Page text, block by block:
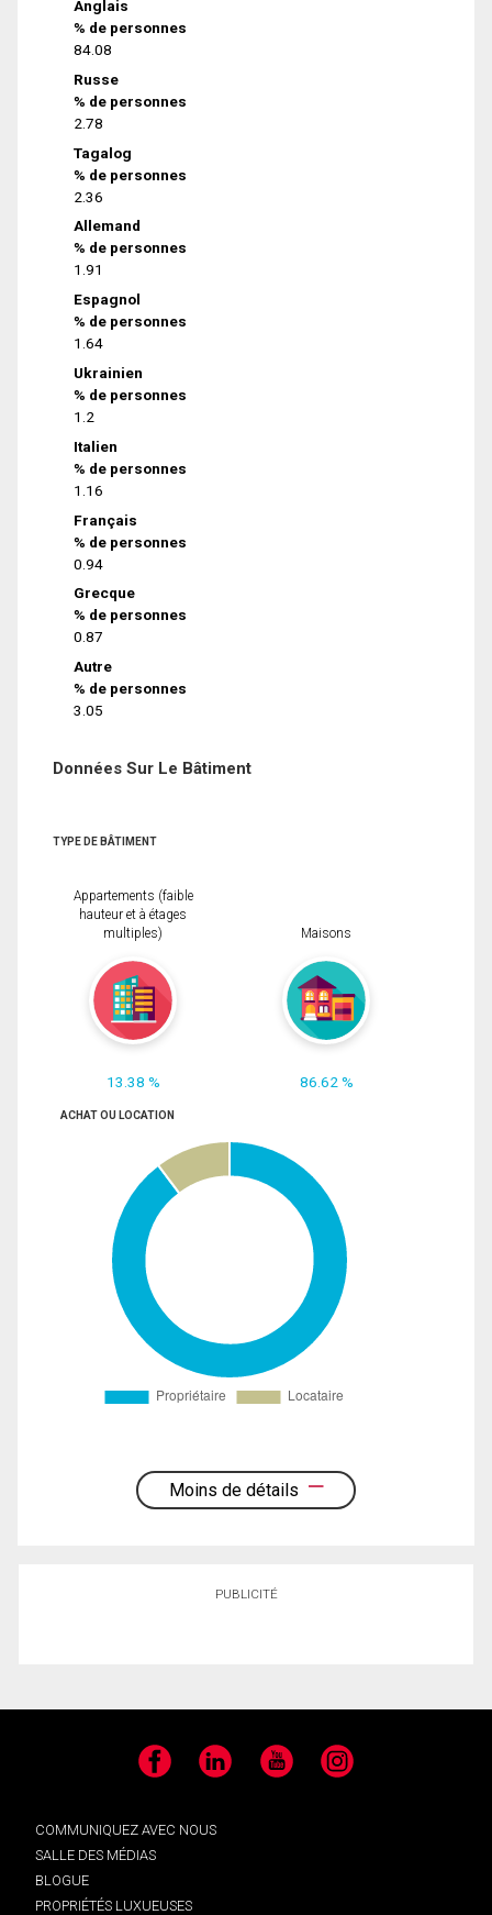
Anglais
% de personnes
84.08
Russe
% de personnes
2.78
Tagalog
% de personnes
2.36
Allemand
% de personnes
1.91
Espagnol
% de personnes
1.64
Ukrainien
% de personnes
1.2
Italien
% de personnes
1.16
Français
% de personnes
0.94
Grecque
% de personnes
0.87
Autre
% de personnes
3.05
Données Sur Le Bâtiment
TYPE DE BÂTIMENT
Appartements (faible
hauteur et à étages
multiples)
13.38 %
Maisons
86.62 %
ACHAT OU LOCATION
Moins de détails
PUBLICITÉ
Facebook LinkedIn YouTube Instagram
COMMUNIQUEZ AVEC NOUS
SALLE DES MÉDIAS
BLOGUE
PROPRIÉTÉS LUXUEUSES